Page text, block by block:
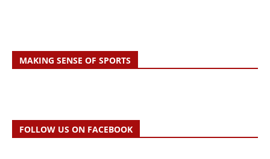
MAKING SENSE OF SPORTS
FOLLOW US ON FACEBOOK